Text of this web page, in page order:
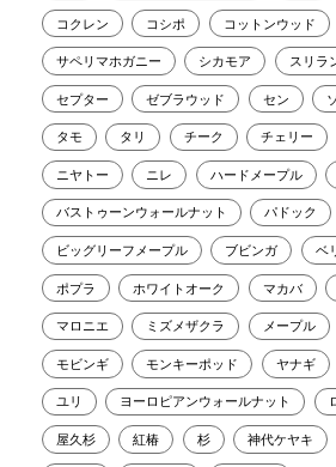
コクレン コシポ コットンウッド
サペリマホガニー シカモア スリラ
セプター ゼブラウッド セン
タモ タリ チーク チェリー
ニヤトー ニレ ハードメープル
バストゥーンウォールナット パドック
ビッグリーフメープル ブビンガ ベ
ポプラ ホワイトオーク マカバ
マロニエ ミズメザクラ メープル
モビンギ モンキーポッド ヤナギ
ユリ ヨーロピアンウォールナット
屋久杉 紅椿 杉 神代ケヤキ